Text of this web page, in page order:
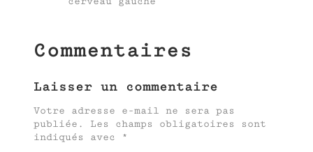
Commentaires
Laisser un commentaire
Votre adresse e-mail ne sera pas
publiée.
Les champs obligatoires sont
indiqués avec
*